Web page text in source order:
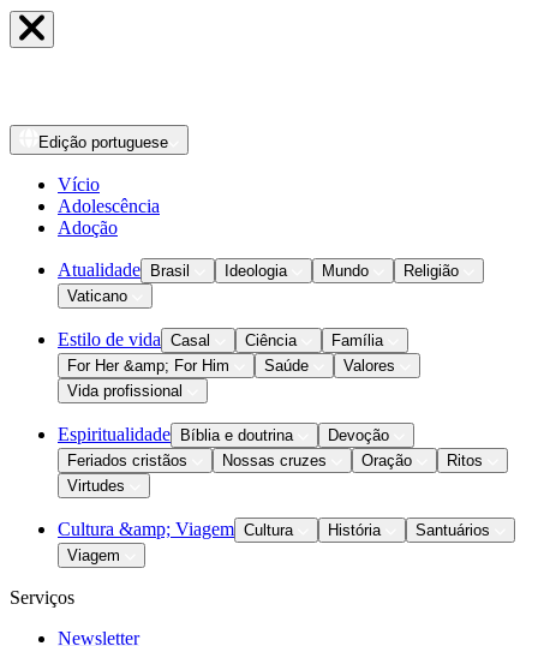
Edição portuguese
Vício
Adolescência
Adoção
Atualidade Brasil Ideologia Mundo
Religião
Vaticano
Estilo de vida Casal Ciência
Família
For Her &amp; For Him
Saúde
Valores
Vida profissional
Espiritualidade Bíblia e doutrina
Devoção
Feriados cristãos
Nossas cruzes Oração
Ritos
Virtudes
Cultura &amp; Viagem Cultura História
Santuários
Viagem
Serviços
Newsletter